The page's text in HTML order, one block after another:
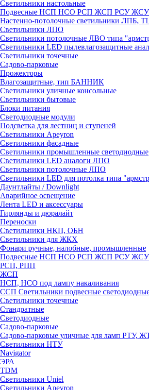
Светильники настольные
Подвесные НСП НСО РСП ЖСП РСУ
Настенно-потолочные светильники ЛПБ,
Светильники ЛПО
Светильники потолочные ЛВО типа
Светильники LED пылевлагозащитные
Светильники точечные
Садово-парковые
Прожекторы
Влагозащитные, тип БАННИК
Светильники уличные консольные
Светильники бытовые
Блоки питания
Светодиодные модули
Подсветка для лестниц и ступеней
Светильники Apeyron
Светильники фасадные
Светильники промышленные светодиодные
Светильники LED аналоги ЛПО
Светильники потолочные ЛПО
Светильники LED для потолка типа
Даунтлайты / Downlight
Аварийное освещение
Лента LED и аксессуары
Гирлянды и дюралайт
Переноски
Светильники НКП, ОБН
Светильники для ЖКХ
Фонари ручные, налобные, промышленные
Подвесные НСП НСО РСП ЖСП РСУ
РСП, РПП
ЖСП
НСП, НСО под лампу накаливания
ССП Светильники подвесные
Светильники точечные
Стандратные
Светодиодные
Садово-парковые
Садово-парковые уличные для ламп РТУ,
Светильники НТУ
Navigator
ЭРА
TDM
Светильники Uniel
Светильники Apeyron